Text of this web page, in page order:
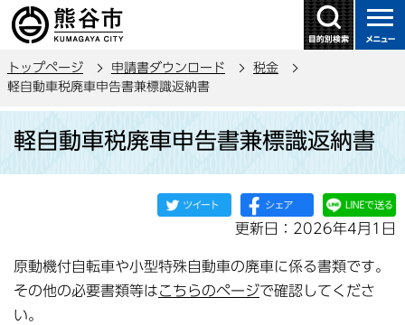
の
ー
トップページ 申請書ダウンロード
税金
軽自動車税廃車申告書兼標識返納書
軽自動車税廃車申告書兼標識返納書
更新日：2026年4月1日
原動機付自転車や小型特殊自動車の廃車に係る書類です。
その他の必要書類等はこちらのページで確認してくださ
い。